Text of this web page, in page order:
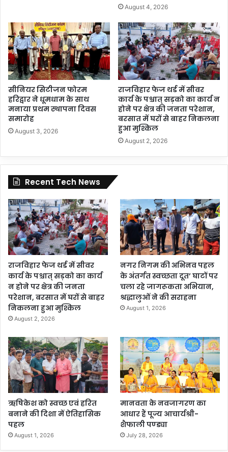
August 4, 2026
सीनियर सिटीजन फोरम
हरिद्वार ने धूमधाम के साथ
मनाया प्रथम स्थापना दिवस
समारोह
August 3, 2026
राजविहार फेज थर्ड में सीवर
कार्य के पश्चात् सड़को का कार्य न
होने पर क्षेत्र की जनता परेशान,
बरसात में घरों से बाहर निकलना
हुआ मुश्किल
August 2, 2026
Recent Tech News
राजविहार फेज थर्ड में सीवर
कार्य के पश्चात् सड़को का कार्य
न होने पर क्षेत्र की जनता
परेशान, बरसात में घरों से बाहर
निकलना हुआ मुश्किल
August 2, 2026
नगर निगम की अभिनव पहल
के अंतर्गत स्वच्छता दूत’ घाटों पर
चला रहे जागरूकता अभियान,
श्रद्धालुओं ने की सराहना
August 1, 2026
ऋषिकेश को स्वच्छ एवं हरित
बनाने की दिशा में ऐतिहासिक
पहल
August 1, 2026
मानवता के नवजागरण का
आधार हैं पूज्य आचार्यश्री-
शैफाली पण्ड्या
July 28, 2026